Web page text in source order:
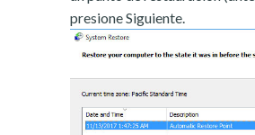
presione Siguiente.